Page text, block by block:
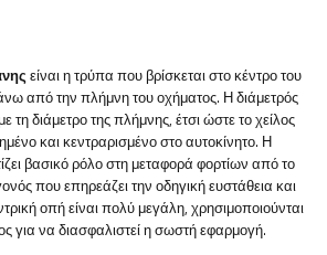
είναι η τρύπα που βρίσκεται στο κέντρο του
από την πλήμνη του οχήματος. Η διάμετρός
τη διάμετρο της πλήμνης, έτσι ώστε το χείλος
και κεντραρισμένο στο αυτοκίνητο. Η
βασικό ρόλο στη μεταφορά φορτίων από το
που επηρεάζει την οδηγική ευστάθεια και
οπή είναι πολύ μεγάλη, χρησιμοποιούνται
για να διασφαλιστεί η σωστή εφαρμογή.